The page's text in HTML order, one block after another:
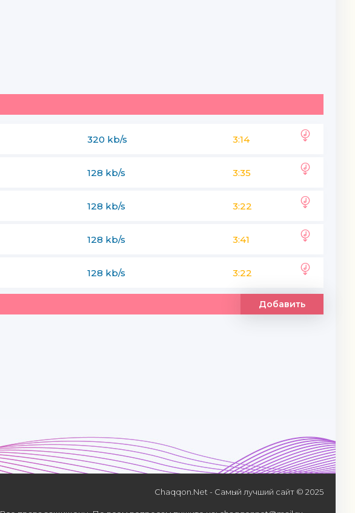
320 kb/s 3:14
128 kb/s 3:35
128 kb/s 3:22
128 kb/s 3:41
128 kb/s 3:22
Добавить
Chaqqon.Net - Самый лучший сайт © 2025